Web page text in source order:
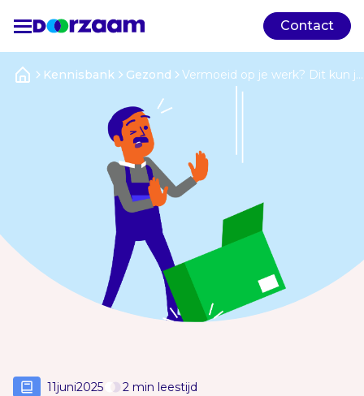
Contact
Kennisbank Gezond
Vermoeid op je werk? Dit kun je
11juni2025 2 min leestijd